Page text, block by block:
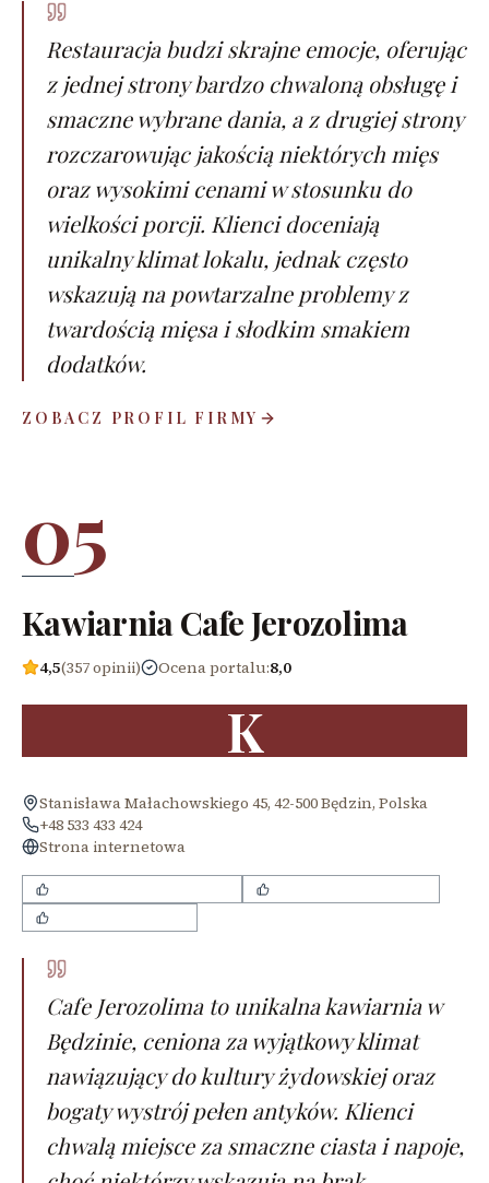
Restauracja budzi skrajne emocje, oferując
z jednej strony bardzo chwaloną obsługę i
smaczne wybrane dania, a z drugiej strony
rozczarowując jakością niektórych mięs
oraz wysokimi cenami w stosunku do
wielkości porcji. Klienci doceniają
unikalny klimat lokalu, jednak często
wskazują na powtarzalne problemy z
twardością mięsa i słodkim smakiem
dodatków.
ZOBACZ PROFIL FIRMY
05
Kawiarnia Cafe Jerozolima
4,5(357 opinii) Ocena portalu:8,0
K
Stanisława Małachowskiego 45, 42-500 Będzin, Polska
+48 533 433 424
Strona internetowa
Cafe Jerozolima to unikalna kawiarnia w
Będzinie, ceniona za wyjątkowy klimat
nawiązujący do kultury żydowskiej oraz
bogaty wystrój pełen antyków. Klienci
chwalą miejsce za smaczne ciasta i napoje,